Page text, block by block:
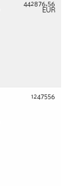
442876,56
EUR
1247556